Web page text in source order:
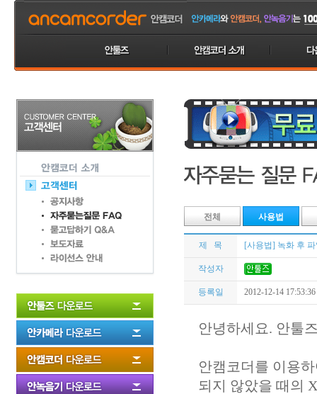
전체 사용법
제 목 [사용법] 녹화 후
작성자
등록일 2012-12-14 17:53:36
안녕하세요. 안툴
안캠코더를 이용
되지 않았을 때의